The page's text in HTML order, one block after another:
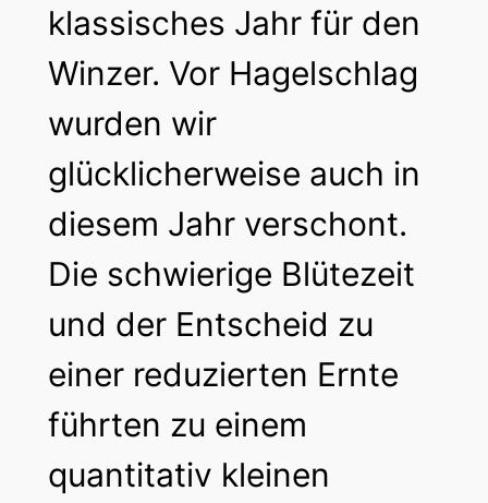
klassisches Jahr für den
Winzer. Vor Hagelschlag
wurden wir
glücklicherweise auch in
diesem Jahr verschont.
Die schwierige Blütezeit
und der Entscheid zu
einer reduzierten Ernte
führten zu einem
quantitativ kleinen